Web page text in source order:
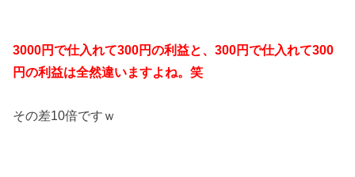
3000円で仕入れて300円の利益と、300円で仕入れて300
円の利益は全然違いますよね。笑
その差10倍ですｗ